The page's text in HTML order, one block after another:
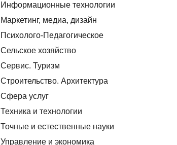
Информационные технологии
Маркетинг, медиа, дизайн
Психолого-Педагогическое
Сельское хозяйство
Сервис. Туризм
Строительство. Архитектура
Сфера услуг
Техника и технологии
Точные и естественные науки
Управление и экономика